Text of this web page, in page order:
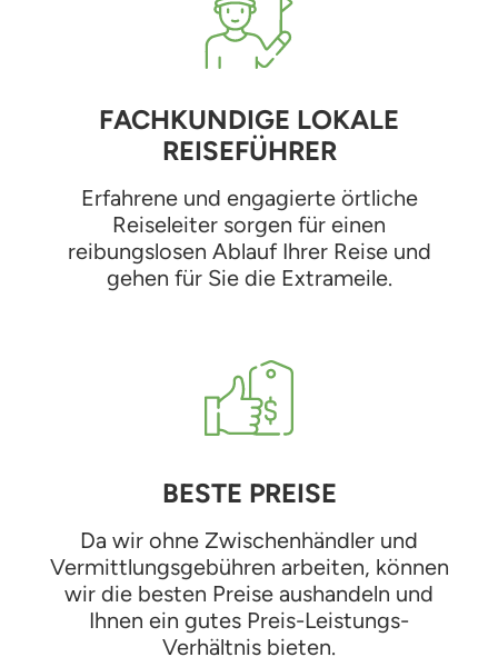
FACHKUNDIGE LOKALE
REISEFÜHRER
Erfahrene und engagierte örtliche
Reiseleiter sorgen für einen
reibungslosen Ablauf Ihrer Reise und
gehen für Sie die Extrameile.
BESTE PREISE
Da wir ohne Zwischenhändler und
Vermittlungsgebühren arbeiten, können
wir die besten Preise aushandeln und
Ihnen ein gutes Preis-Leistungs-
Verhältnis bieten.